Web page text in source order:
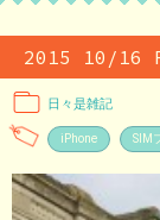
2015 10/16
日々是雑記
iPhone SIM